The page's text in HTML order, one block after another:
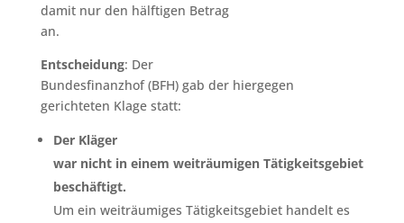
damit nur den hälftigen Betrag
an.
Entscheidung: Der
Bundesfinanzhof (BFH) gab der hiergegen
gerichteten Klage statt:
Der Kläger
war nicht in einem weiträumigen Tätigkeitsgebiet
beschäftigt.
Um ein weiträumiges Tätigkeitsgebiet handelt es